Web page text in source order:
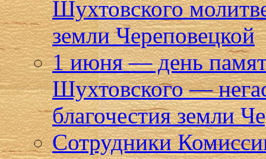
Шухтовского
земли Череповецкой
1 июня — день
Шухтовского —
благочестия земли
Сотрудники